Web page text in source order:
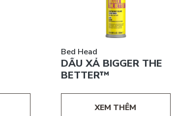
Bed Head
DẦU XẢ BIGGER THE
BETTER™
XEM THÊM